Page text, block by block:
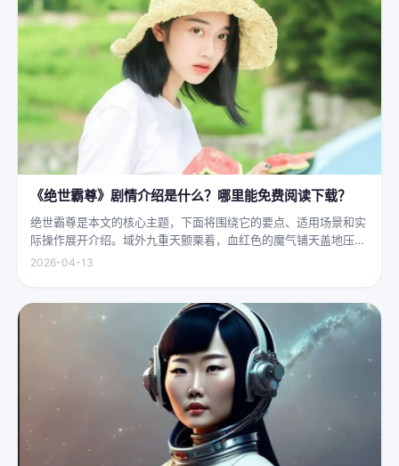
《绝世霸尊》剧情介绍是什么？哪里能免费阅读下载？
绝世霸尊是本文的核心主题，下面将围绕它的要点、适用场景和实
际操作展开介绍。域外九重天颤栗着，血红色的魔气铺天盖地压向
人间界最后一道防线——诛仙阵。阵中百万仙神联军已是强弩之
2026-04-13